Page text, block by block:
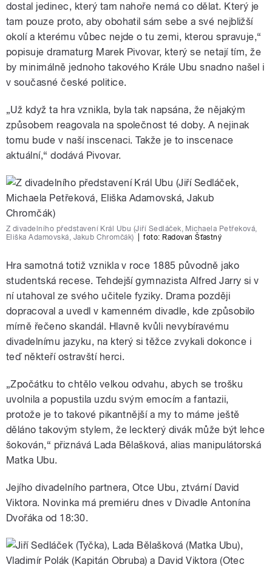
pause
dostal jedinec, který tam nahoře nemá co dělat. Který je
tam pouze proto, aby obohatil sám sebe a své nejbližší
okolí a kterému vůbec nejde o tu zemi, kterou spravuje,“
popisuje dramaturg Marek Pivovar, který se netají tím, že
by minimálně jednoho takového Krále Ubu snadno našel i
v současné české politice.
„Už když ta hra vznikla, byla tak napsána, že nějakým
způsobem reagovala na společnost té doby. A nejinak
tomu bude v naší inscenaci. Takže je to inscenace
aktuální,“ dodává Pivovar.
Z divadelního představení Král Ubu (Jiří Sedláček, Michaela Petřeková,
Eliška Adamovská, Jakub Chromčák)
foto: Radovan Šťastný
Hra samotná totiž vznikla v roce 1885 původně jako
studentská recese. Tehdejší gymnazista Alfred Jarry si v
ní utahoval ze svého učitele fyziky. Drama později
dopracoval a uvedl v kamenném divadle, kde způsobilo
mírně řečeno skandál. Hlavně kvůli nevybíravému
divadelnímu jazyku, na který si těžce zvykali dokonce i
teď někteří ostravští herci.
„Zpočátku to chtělo velkou odvahu, abych se trošku
uvolnila a popustila uzdu svým emocím a fantazii,
protože je to takové pikantnější a my to máme ještě
děláno takovým stylem, že leckterý divák může být lehce
šokován,“ přiznává Lada Bělašková, alias manipulátorská
Matka Ubu.
Jejího divadelního partnera, Otce Ubu, ztvární David
Viktora. Novinka má premiéru dnes v Divadle Antonína
Dvořáka od 18:30.